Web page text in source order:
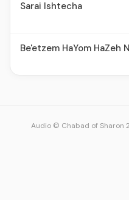
Sarai Ishtecha
Be'etzem HaYom HaZeh
Audio © Chabad of Sharon